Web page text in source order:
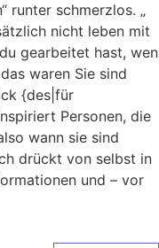
runter schmerzlos. „
nicht leben mit
gearbeitet hast, wen
waren Sie sind
{des|für
Personen, die
wann sie sind
drückt von selbst in
und – vor